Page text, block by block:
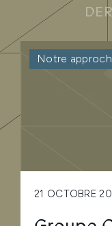
Notre
21 OCTOBRE